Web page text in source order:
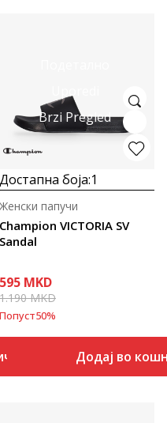
Brzi Pregled
Достапна боја:1
Champion VICTORIA SV
Sandal
Женски папучи
595 MKD
1.190MKD
Попуст50%
Додај во